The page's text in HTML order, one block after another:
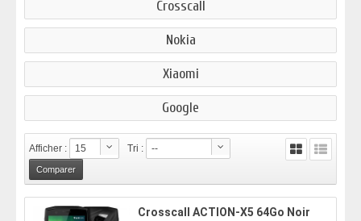
Crosscall
Nokia
Xiaomi
Google
Afficher : 15 Tri : --
Crosscall ACTION-X5 64Go Noir